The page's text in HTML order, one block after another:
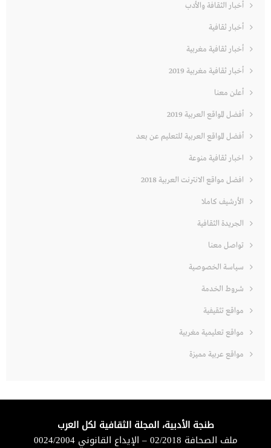
أخبار الثقافة والأدب
أخبار ثقافية
أخبار ثقافية مغربية
أخبار ثقافية مغربية 2019
أعلن معنا
أفضل المواقع العربية 2019
أفضل المواقع العربية للتعليم عن بعد
اخبار ثقافية منوعة
افضل مواقع الانترنت العربية 2018
الأرشيف كاملا
الجريدة الثقافية
تواصل معنا
سياسة الخصوصية
شروط الخدمة
مواقع تثقيفية
مواقع تعليمية مغربية
مواقع عربية مميزة
طنجة الأدبية، المجلة الثقافية لكل العرب
ملف الصحافة 02/2018 – الإيداع القانوني 0024/2004